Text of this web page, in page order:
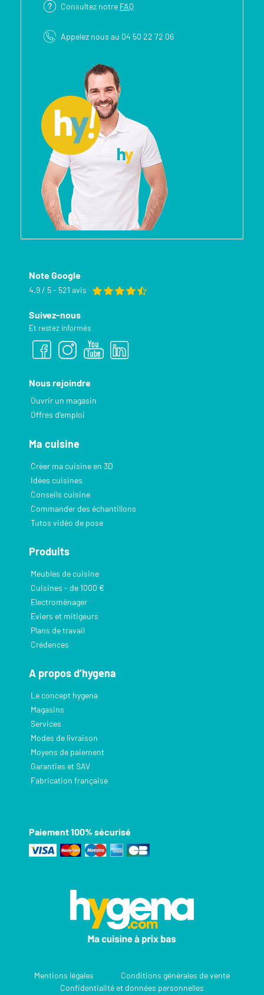
Consultez notre FAQ
Appelez nous au 04 50 22 72 06
Note Google
4.9 / 5 - 521 avis
Suivez-nous
Et restez informés
Nous rejoindre
Ouvrir un magasin
Offres d’emploi
Ma cuisine
Créer ma cuisine en 3D
Idées cuisines
Conseils cuisine
Commander des échantillons
Tutos vidéo de pose
Produits
Meubles de cuisine
Cuisines - de 1000 €
Electroménager
Eviers et mitigeurs
Plans de travail
Crédences
A propos d’hygena
Le concept hygena
Magasins
Services
Modes de livraison
Moyens de paiement
Garanties et SAV
Fabrication française
Paiement 100% sécurisé
Mentions légales
Conditions générales de vente
Confidentialité et données personnelles